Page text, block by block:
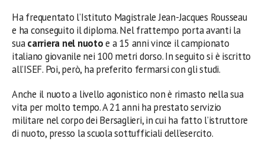
Ha frequentato l’Istituto Magistrale Jean-Jacques Rousseau
e ha conseguito il diploma. Nel frattempo porta avanti la
suacarriera nel nuotoe a 15 anni vince il campionato
italiano giovanile nei 100 metri dorso. In seguito si è iscritto
all’ISEF. Poi, però, ha preferito fermarsi con gli studi.
Anche il nuoto a livello agonistico non è rimasto nella sua
vita per molto tempo. A 21 anni ha prestato servizio
militare nel corpo dei Bersaglieri, in cui ha fatto l’istruttore
di nuoto, presso la scuola sottufficiali dell’esercito.